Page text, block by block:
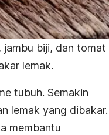
jambu biji, dan tomat
lemak.
tubuh. Semakin
lemak yang dibakar.
membantu